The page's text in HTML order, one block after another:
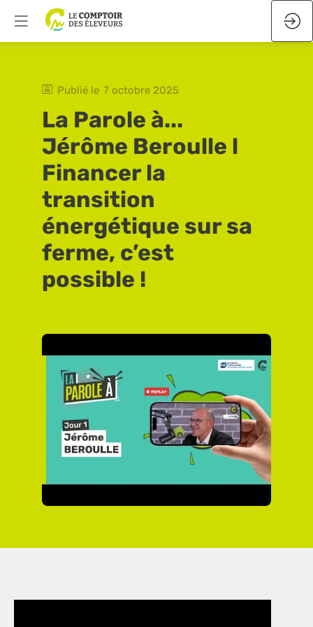
Publié le 7 octobre 2025
La Parole à...
Jérôme Beroulle l
Financer la
transition
énergétique sur sa
ferme, c’est
possible !